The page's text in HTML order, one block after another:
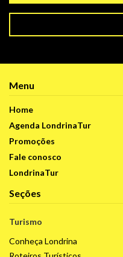
Menu
Home
Agenda LondrinaTur
Promoções
Fale conosco
LondrinaTur
Seções
Turismo
Conheça Londrina